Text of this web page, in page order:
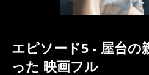
エピソード5 - 屋台の
った 映画フル